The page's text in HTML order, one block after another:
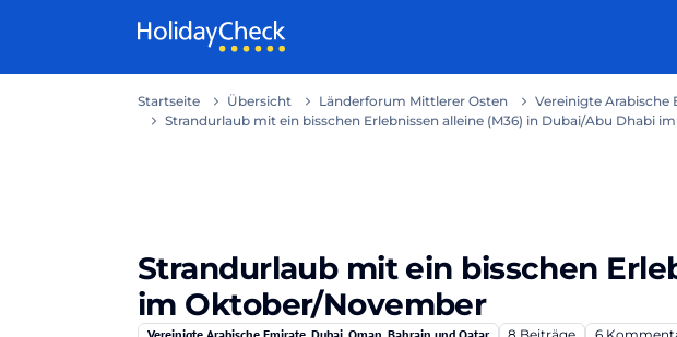
Startseite Übersicht Länderforum Mittlerer Osten
Vereinigte Arabische
Strandurlaub mit ein bisschen Erlebnissen alleine (M36) in Dubai/Abu Dhabi
Strandurlaub mit ein bisschen
im Oktober/November